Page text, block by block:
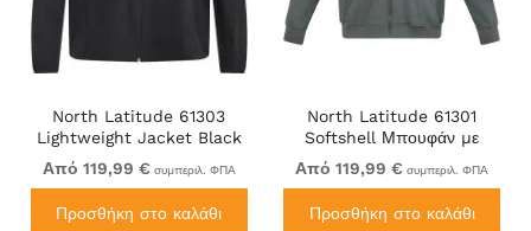
North Latitude 61303
Lightweight Jacket Black
Από 119,99 € συμπεριλ. ΦΠΑ
Προσθήκη στο καλάθι
North Latitude 61301
Softshell Μπουφάν με
Αποσπώμενη Κουκούλα
Σκούρο Πράσινο
Από 119,99 € συμπεριλ. ΦΠΑ
Προσθήκη στο καλάθι